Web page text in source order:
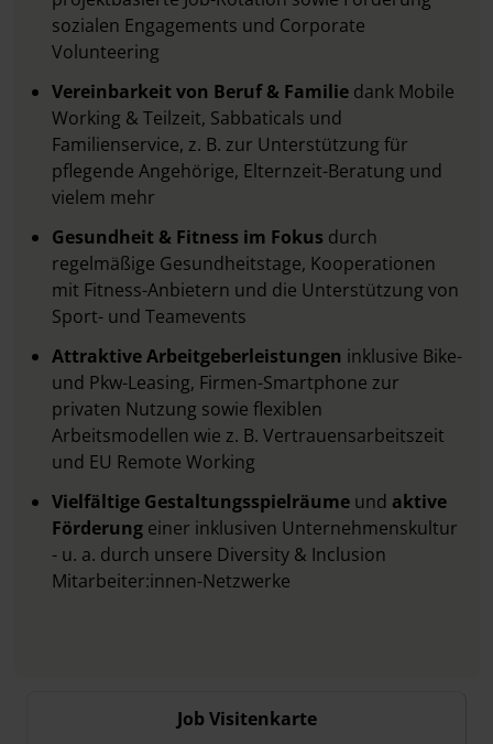
sozialen Engagements und Corporate
Volunteering
Vereinbarkeit von Beruf & Familie dank Mobile
Working & Teilzeit, Sabbaticals und
Familienservice, z. B. zur Unterstützung für
pflegende Angehörige, Elternzeit-Beratung und
vielem mehr
Gesundheit & Fitness im Fokus durch
regelmäßige Gesundheitstage, Kooperationen
mit Fitness-Anbietern und die Unterstützung von
Sport- und Teamevents
Attraktive Arbeitgeberleistungen inklusive Bike-
und Pkw-Leasing, Firmen-Smartphone zur
privaten Nutzung sowie flexiblen
Arbeitsmodellen wie z. B. Vertrauensarbeitszeit
und EU Remote Working
Vielfältige Gestaltungsspielräume und aktive
Förderung einer inklusiven Unternehmenskultur
- u. a. durch unsere Diversity & Inclusion
Mitarbeiter:innen-Netzwerke
Job Visitenkarte